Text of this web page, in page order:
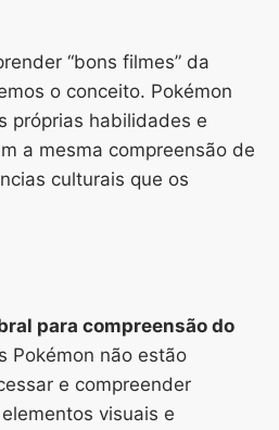
“bons filmes” da
o conceito. Pokémon
próprias habilidades e
a mesma compreensão de
culturais que os
para compreensão do
Pokémon não estão
e compreender
visuais e